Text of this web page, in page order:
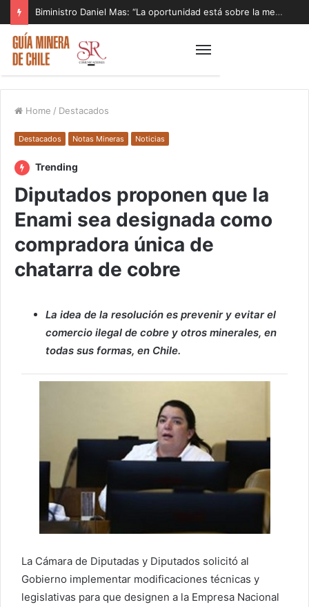
Biministro Daniel Mas: “La oportunidad está sobre la mesa y tenemos que aprovecharla”
Home / Destacados
Destacados Notas Mineras Noticias
Trending
Diputados proponen que la
Enami sea designada como
compradora única de
chatarra de cobre
La idea de la resolución es prevenir y evitar el
comercio ilegal de cobre y otros minerales, en
todas sus formas, en Chile.
La Cámara de Diputadas y Diputados solicitó al
Gobierno implementar modificaciones técnicas y
legislativas para que designen a la Empresa Nacional